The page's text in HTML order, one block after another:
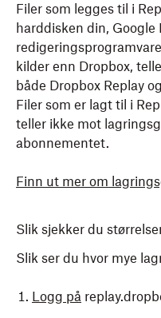
Hold musepekeren
ønsker å laste ned,
til høyre.
Klikk på last ned-
linje) øverst, og velg
Last ned original
samtidig i en .zip-
Filer som legges til i
harddisken din,
kilder enn Dropbox,
både Dropbox Replay
Filer som er lagt til i
teller ikke mot
abonnementet.
Finn ut mer om
Slik sjekker du
Slik ser du hvor mye
Logg på